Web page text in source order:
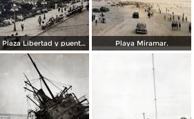
La Plaza Libertad y puente Francisco I Madero Tampico, Tamaulipas Playa Miramar.